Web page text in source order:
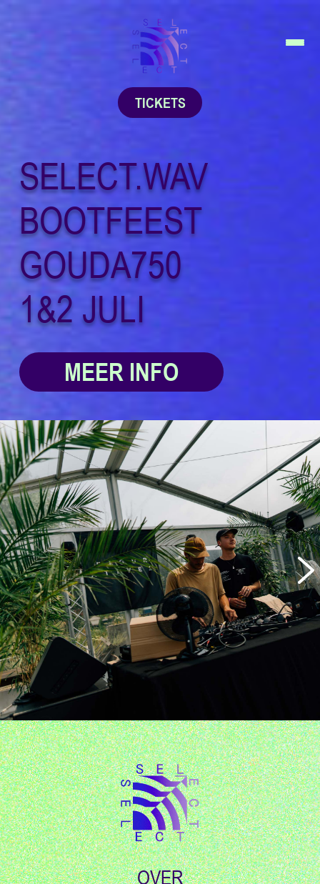
TICKETS
SELECT.WAV
BOOTFEEST
GOUDA750
1&2 JULI
MEER INFO
OVER